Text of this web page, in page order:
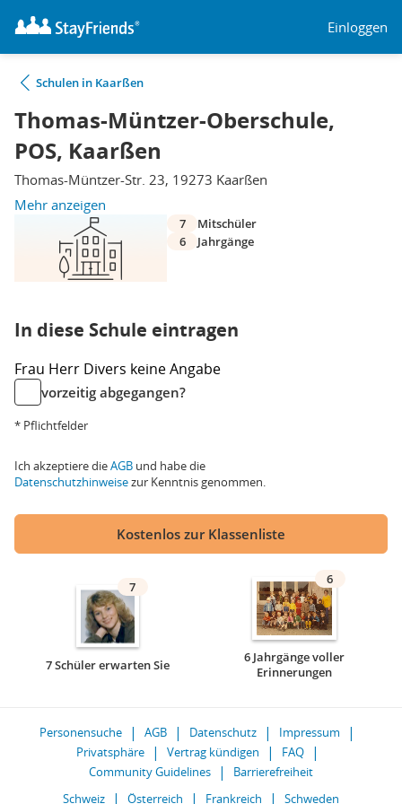
Einloggen
Schulen in Kaarßen
Thomas-Müntzer-Oberschule,
POS, Kaarßen
Thomas-Müntzer-Str. 23, 19273 Kaarßen
Mehr anzeigen
7
Mitschüler
6
Jahrgänge
In diese Schule eintragen
Frau Herr Divers keine Angabe
vorzeitig abgegangen?
* Pflichtfelder
Ich akzeptiere dieAGB und habe die
Datenschutzhinweisezur Kenntnis genommen.
Kostenlos zur Klassenliste
7
7 Schüler erwarten Sie
6
6 Jahrgänge voller
Erinnerungen
Personensuche AGB Datenschutz
Impressum
Privatsphäre
Vertrag kündigen
FAQ
Community Guidelines
Barrierefreiheit
Schweiz
Österreich Frankreich Schweden